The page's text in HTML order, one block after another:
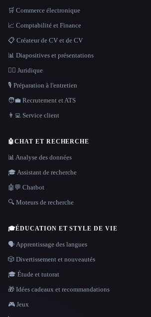
🛒 Commerce électronique
📈 Comptabilité et Finance
📋 Créateur de CV et de CV
📊 Diapositives et présentations
👩‍⚖️ Juridique
🎙️ Préparation à l'entretien
🧑‍💼 Recrutement et ATS
👨‍💻 Service client
🤖CHAT ET RECHERCHE
📊 Analyse des données
🎓 Assistant de recherche
🤖💬 Chatbot
🔍 Moteurs de recherche
🎓ÉDUCATION ET STYLE DE VIE
🗣️ Apprentissage des langues
🎲 Divertissement et nouveautés
🎓 Étude et tutorat
🎁 Idées cadeaux et recommandations
🎮 Jeux